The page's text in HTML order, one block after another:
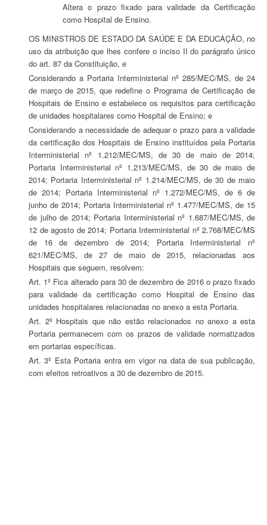
Altera o prazo fixado para validade da Certificação
como Hospital de Ensino.
OS MINISTROS DE ESTADO DA SAÚDE E DA EDUCAÇÃO, no
uso da atribuição que lhes confere o inciso II do parágrafo único
do art. 87 da Constituição, e
Considerando a Portaria Interministerial nº 285/MEC/MS, de 24
de março de 2015, que redefine o Programa de Certificação de
Hospitais de Ensino e estabelece os requisitos para certificação
de unidades hospitalares como Hospital de Ensino; e
Considerando a necessidade de adequar o prazo para a validade
da certificação dos Hospitais de Ensino instituídos pela Portaria
Interministerial nº 1.212/MEC/MS, de 30 de maio de 2014;
Portaria Interministerial nº 1.213/MEC/MS, de 30 de maio de
2014; Portaria Interministerial nº 1.214/MEC/MS, de 30 de maio
de 2014; Portaria Interministerial nº 1.272/MEC/MS, de 6 de
junho de 2014; Portaria Interministerial nº 1.477/MEC/MS, de 15
de julho de 2014; Portaria Interministerial nº 1.687/MEC/MS, de
12 de agosto de 2014; Portaria Interministerial nº 2.768/MEC/MS
de 16 de dezembro de 2014; Portaria Interministerial nº
621/MEC/MS, de 27 de maio de 2015, relacionadas aos
Hospitais que seguem, resolvem:
Art. 1º Fica alterado para 30 de dezembro de 2016 o prazo fixado
para validade da certificação como Hospital de Ensino das
unidades hospitalares relacionadas no anexo a esta Portaria.
Art. 2º Hospitais que não estão relacionados no anexo a esta
Portaria permanecem com os prazos de validade normatizados
em portarias específicas.
Art. 3º Esta Portaria entra em vigor na data de sua publicação,
com efeitos retroativos a 30 de dezembro de 2015.